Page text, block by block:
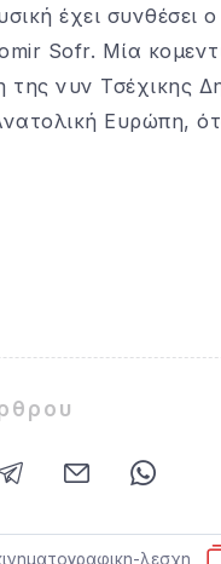
έχει συνθέσει
Sofr. Μία
νυν Τσέχικης
Ευρώπη,